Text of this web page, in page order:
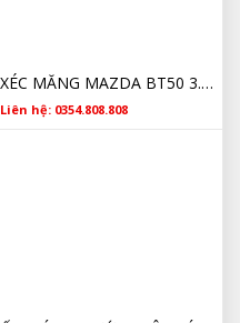
XÉC MĂNG MAZDA BT50 3.2 WLE611SC0
Liên hệ: 0354.808.808